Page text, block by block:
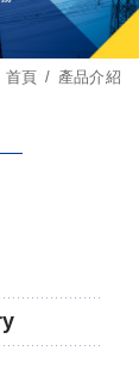
首頁 產品介紹